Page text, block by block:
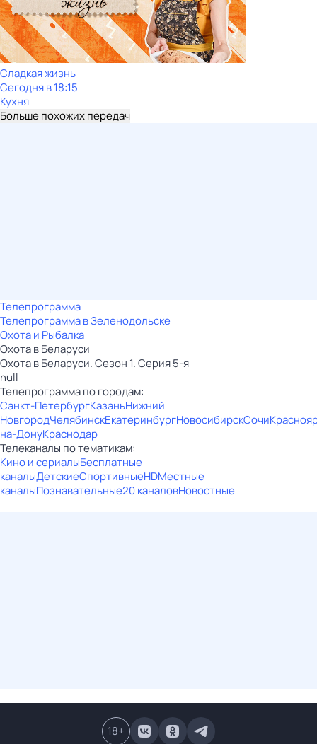
Сладкая жизнь
Сегодня в 18:15
Кухня
Больше похожих передач
Телепрограмма
Телепрограмма в Зеленодольске
Охота и Рыбалка
Охота в Беларуси
Охота в Беларуси. Сезон 1. Серия 5-я
null
Телепрограмма по городам:
Санкт-ПетербургКазаньНижний
НовгородЧелябинскЕкатеринбургНовосибирскСочи
на-ДонуКраснодар
Телеканалы по тематикам:
Кино и сериалыБесплатные
каналыДетскиеСпортивныеHDМестные
каналыПознавательные20 каналовНовостные
18+